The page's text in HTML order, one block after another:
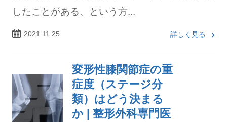
したことがある、という方...
2021.11.25 詳しく見る
変形性膝関節症の重
症度（ステージ分
類）はどう決まる
か | 整形外科専門医